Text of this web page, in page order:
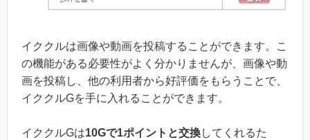
イククルは画像や動画を投稿することができます。こ
の機能がある必要性がよく分かりませんが、画像や動
画を投稿し、他の利用者から好評価をもらうことで、
イククルGを手に入れることができます。
イククルGは10Gで1ポイントと交換してくれるた